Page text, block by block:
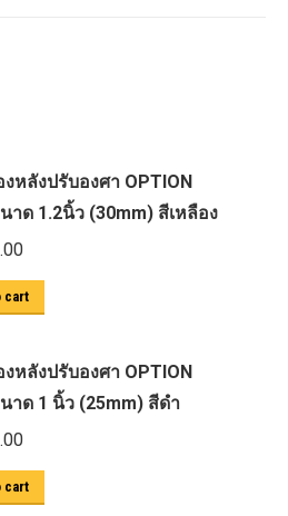
หลังปรับองศา OPTION
าด 1.2นิ้ว (30mm) สีเหลือง
cart
หลังปรับองศา OPTION
าด 1 นิ้ว (25mm) สีดำ
cart